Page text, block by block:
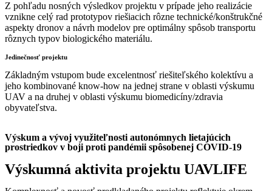
Z pohľadu nosných výsledkov projektu v prípade jeho realizácie
vznikne celý rad prototypov riešiacich rôzne technické/konštrukčné
aspekty dronov a návrh modelov pre optimálny spôsob transportu
rôznych typov biologického materiálu.
Jedinečnosť projektu
Základným vstupom bude excelentnosť riešiteľského kolektívu a
jeho kombinované know-how na jednej strane v oblasti výskumu
UAV a na druhej v oblasti výskumu biomedicíny/zdravia
obyvateľstva.
Výskum a vývoj využiteľnosti autonómnych lietajúcich
prostriedkov v boji proti pandémii spôsobenej COVID-19
Výskumná aktivita projektu UAVLIFE